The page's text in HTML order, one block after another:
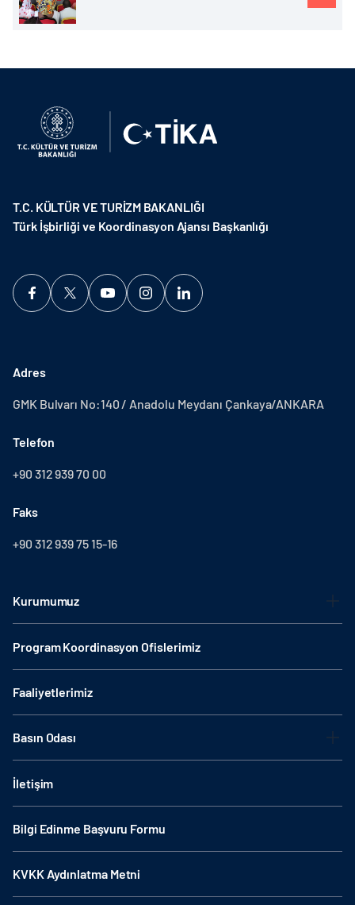
T.C. KÜLTÜR VE TURİZM BAKANLIĞI
Türk İşbirliği ve Koordinasyon Ajansı Başkanlığı
Adres
GMK Bulvarı No:140 / Anadolu Meydanı Çankaya/ANKARA
Telefon
+90 312 939 70 00
Faks
+90 312 939 75 15-16
Kurumumuz
Program Koordinasyon Ofislerimiz
Faaliyetlerimiz
Basın Odası
İletişim
Bilgi Edinme Başvuru Formu
KVKK Aydınlatma Metni